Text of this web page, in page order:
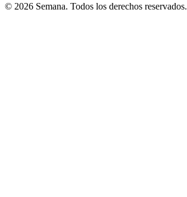
© 2026 Semana. Todos los derechos reservados.